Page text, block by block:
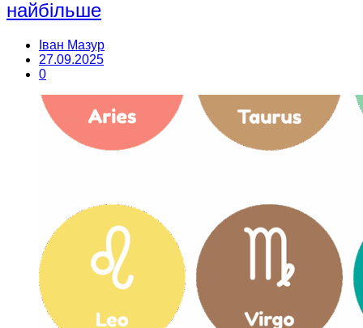
найбільше
Іван Мазур
27.09.2025
0